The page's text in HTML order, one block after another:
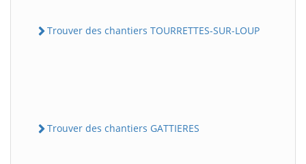
Trouver des chantiers TOURRETTES-SUR-LOUP
Trouver des chantiers GATTIERES